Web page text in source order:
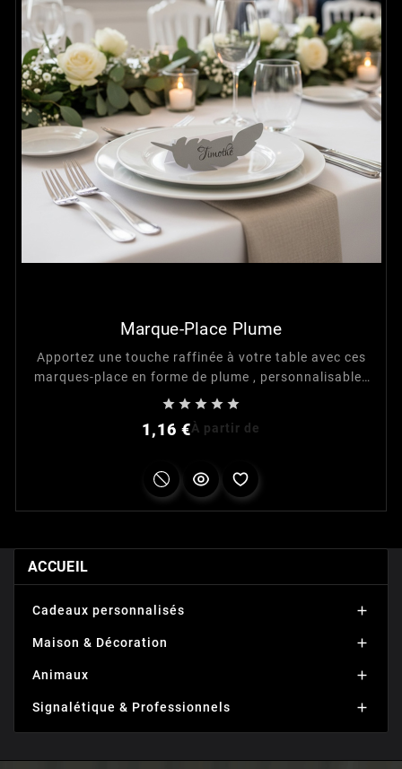
Marque-Place Plume
Apportez une touche raffinée à votre table avec ces
marques-place en forme de plume , personnalisables
chaque place en attention unique.
    
1,16 €À partir de
ACCUEIL
Cadeaux personnalisés 
Maison & Décoration 
Animaux 
Signalétique & Professionnels 